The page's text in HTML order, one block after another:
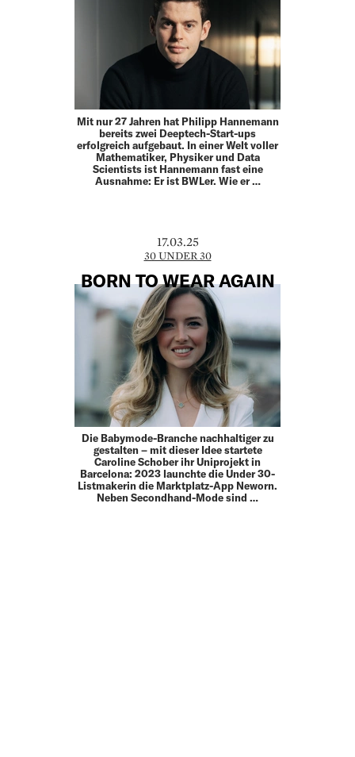
Mit nur 27 Jahren hat Philipp Hannemann
bereits zwei Deeptech-Start-ups
erfolgreich aufgebaut. In einer Welt voller
Mathematiker, Physiker und Data
Scientists ist Hannemann fast eine
Ausnahme: Er ist BWLer. Wie er …
17.03.25
30 UNDER 30
BORN TO WEAR AGAIN
Die Babymode-Branche nachhaltiger zu
gestalten – mit dieser Idee startete
Caroline Schober ihr Uniprojekt in
Barcelona: 2023 launchte die Under 30-
Listmakerin die Marktplatz-App Neworn.
Neben Secondhand-Mode sind …